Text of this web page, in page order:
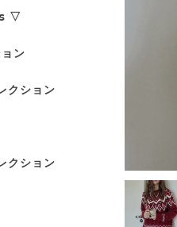
▽
ン
クション
クション